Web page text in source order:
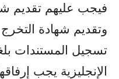
فيجب عليهم تقديم
وتقديم شهادة
تسجيل المستندات
الإنجليزية يجب